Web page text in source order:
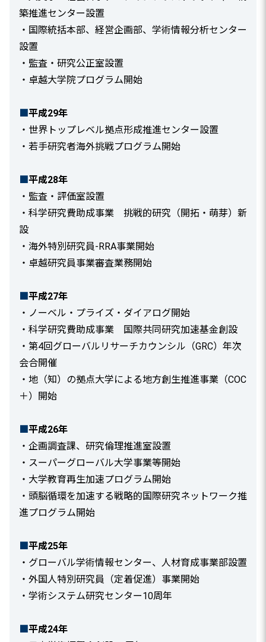
築推進センター設置
・国際統括本部、経営企画部、学術情報分析センター
設置
・監査・研究公正室設置
・卓越大学院プログラム開始
平成29年
・世界トップレベル拠点形成推進センター設置
・若手研究者海外挑戦プログラム開始
平成28年
・監査・評価室設置
・科学研究費助成事業 挑戦的研究（開拓・萌芽）新
設
・海外特別研究員-RRA事業開始
・卓越研究員事業審査業務開始
平成27年
・ノーベル・プライズ・ダイアログ開始
・科学研究費助成事業 国際共同研究加速基金創設
・第4回グローバルリサーチカウンシル（GRC）年次
会合開催
・地（知）の拠点大学による地方創生推進事業（COC
＋）開始
平成26年
・企画調査課、研究倫理推進室設置
・スーパーグローバル大学事業等開始
・大学教育再生加速プログラム開始
・頭脳循環を加速する戦略的国際研究ネットワーク推
進プログラム開始
平成25年
・グローバル学術情報センター、人材育成事業部設置
・外国人特別研究員（定着促進）事業開始
・学術システム研究センター10周年
平成24年